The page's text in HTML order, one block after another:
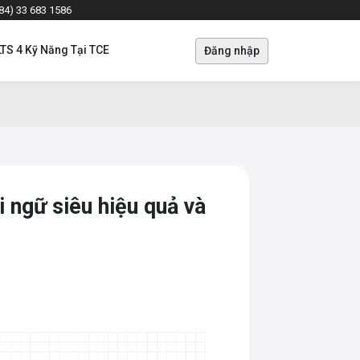
33 683 1586
4 Kỹ Năng Tại TCE Đăng nhập
siêu hiệu quả và